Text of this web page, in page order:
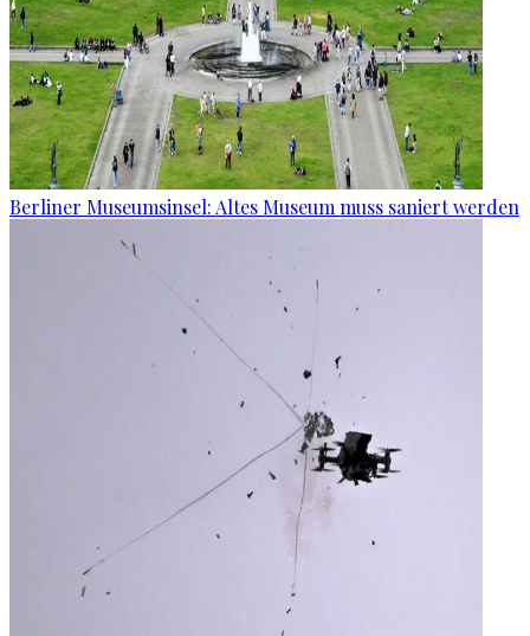
Berliner Museumsinsel: Altes Museum muss saniert werden